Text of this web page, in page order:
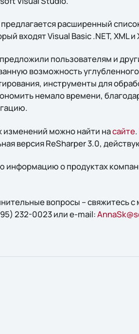
расширенный
входят Visual Basic .NET, XML и
пользователям и
возможность
инструменты для
немало времени,
можно найти насайте
версия ReSharper 3.0,
информацию о продуктах
вопросы – свяжитесь
232-0023 или e-mail: